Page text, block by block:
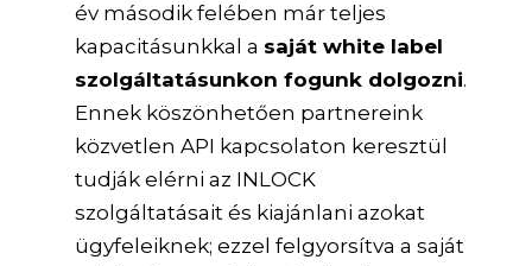
év második felében már teljes
kapacitásunkkal a saját white label
szolgáltatásunkon fogunk dolgozni.
Ennek köszönhetően partnereink
közvetlen API kapcsolaton keresztül
tudják elérni az INLOCK
szolgáltatásait és kiajánlani azokat
ügyfeleiknek; ezzel felgyorsítva a saját